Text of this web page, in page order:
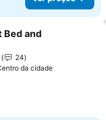
aos favoritos
Bed and
24
da cidade